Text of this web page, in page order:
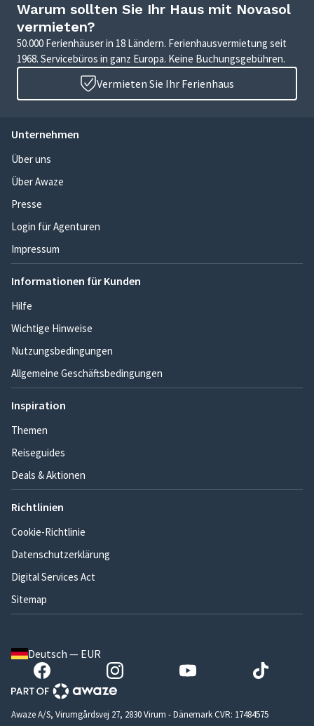
Warum sollten Sie Ihr Haus mit Novasol
vermieten?
50.000 Ferienhäuser in 18 Ländern. Ferienhausvermietung seit
1968. Servicebüros in ganz Europa. Keine Buchungsgebühren.
Vermieten Sie Ihr Ferienhaus
Unternehmen
Über uns
Über Awaze
Presse
Login für Agenturen
Impressum
Informationen für Kunden
Hilfe
Wichtige Hinweise
Nutzungsbedingungen
Allgemeine Geschäftsbedingungen
Inspiration
Themen
Reiseguides
Deals & Aktionen
Richtlinien
Cookie-Richtlinie
Datenschutzerklärung
Digital Services Act
Sitemap
Deutsch — EUR
Awaze A/S, Virumgårdsvej 27, 2830 Virum - Dänemark CVR: 17484575